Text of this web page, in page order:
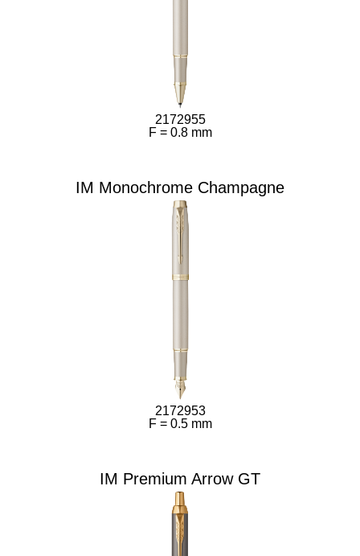
2172955
F = 0.8 mm
IM Monochrome Champagne
2172953
F = 0.5 mm
IM Premium Arrow GT